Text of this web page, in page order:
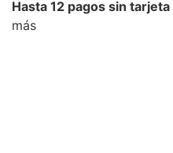
Hasta 12 pagos sin tarjeta
más